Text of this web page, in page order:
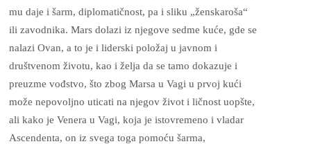
mu daje i šarm, diplomatičnost, pa i sliku „ženskaroša“
ili zavodnika. Mars dolazi iz njegove sedme kuće, gde se
nalazi Ovan, a to je i liderski položaj u javnom i
društvenom životu, kao i želja da se tamo dokazuje i
preuzme vođstvo, što zbog Marsa u Vagi u prvoj kući
može nepovoljno uticati na njegov život i ličnost uopšte,
ali kako je Venera u Vagi, koja je istovremeno i vladar
Ascendenta, on iz svega toga pomoću šarma,